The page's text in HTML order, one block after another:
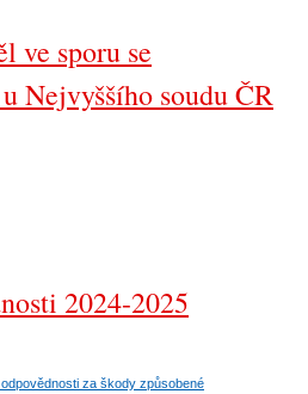
ve sporu se
Nejvyššího soudu ČR
2024-2025
za škody způsobené